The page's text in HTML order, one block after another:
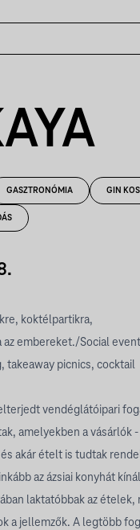
GASZTRONÓMIA GIN
koktélpartikra,
az embereket./Social
takeaway picnics, cocktail
vendéglátóipari
amelyekben a vásárlók -
akár ételt is tudtak
az ázsiai konyhát
laktatóbbak az ételek,
a jellemzők. A legtöbb